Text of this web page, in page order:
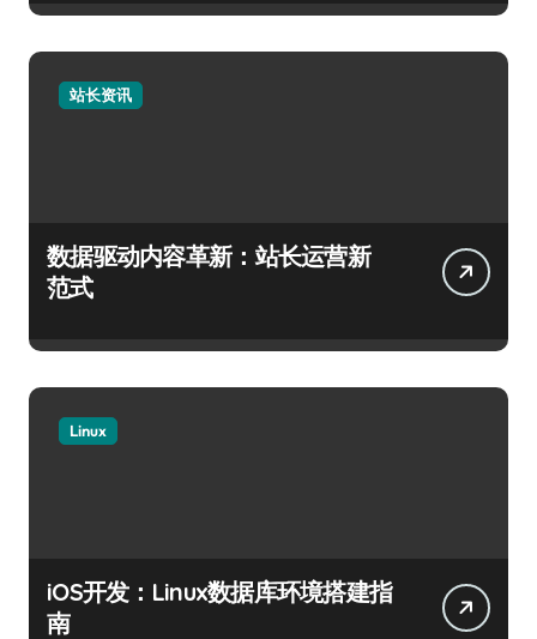
站长资讯
数据驱动内容革新：站长运营新
范式
Linux
iOS开发：Linux数据库环境搭建指
南